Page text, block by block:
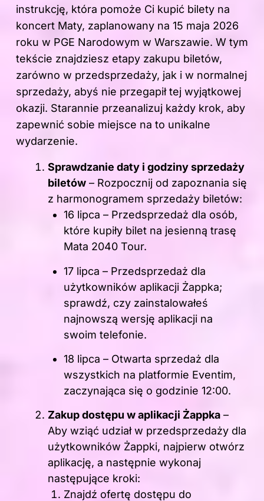
instrukcję, która pomoże Ci kupić bilety na
koncert Maty, zaplanowany na 15 maja 2026
roku w PGE Narodowym w Warszawie. W tym
tekście znajdziesz etapy zakupu biletów,
zarówno w przedsprzedaży, jak i w normalnej
sprzedaży, abyś nie przegapił tej wyjątkowej
okazji. Starannie przeanalizuj każdy krok, aby
zapewnić sobie miejsce na to unikalne
wydarzenie.
Sprawdzanie daty i godziny sprzedaży
biletów – Rozpocznij od zapoznania się
z harmonogramem sprzedaży biletów:
16 lipca – Przedsprzedaż dla osób,
które kupiły bilet na jesienną trasę
Mata 2040 Tour.
17 lipca – Przedsprzedaż dla
użytkowników aplikacji Żappka;
sprawdź, czy zainstalowałeś
najnowszą wersję aplikacji na
swoim telefonie.
18 lipca – Otwarta sprzedaż dla
wszystkich na platformie Eventim,
zaczynająca się o godzinie 12:00.
Zakup dostępu w aplikacji Żappka –
Aby wziąć udział w przedsprzedaży dla
użytkowników Żappki, najpierw otwórz
aplikację, a następnie wykonaj
następujące kroki:
Znajdź ofertę dostępu do